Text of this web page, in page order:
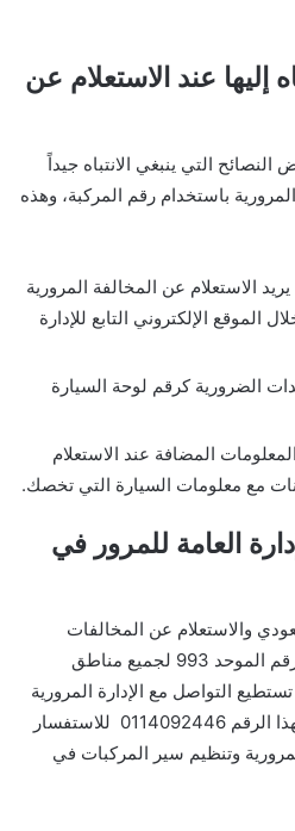
إليها عند الاستعلام عن
التي ينبغي الانتباه جيداً
باستخدام رقم المركبة، وهذه
الاستعلام عن المخالفة المرورية
الموقع الإلكتروني التابع للإدارة
الضرورية كرقم لوحة السيارة
المضافة عند الاستعلام
مع معلومات السيارة التي تخصك.
العامة للمرور في
والاستعلام عن المخالفات
المرورية من خلال طلب هذا الرقم الموحد 993 لجميع مناطق
التواصل مع الإدارة المرورية
في الرياض من خلال الاتصال بهذا الرقم 0114092446 للاستفسار
وتنظيم سير المركبات في